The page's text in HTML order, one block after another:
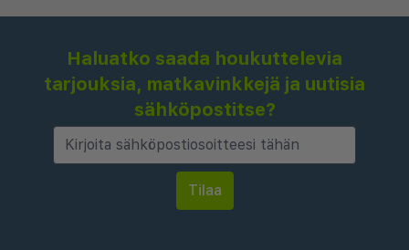
Haluatko saada houkuttelevia
tarjouksia, matkavinkkejä ja uutisia
sähköpostitse?